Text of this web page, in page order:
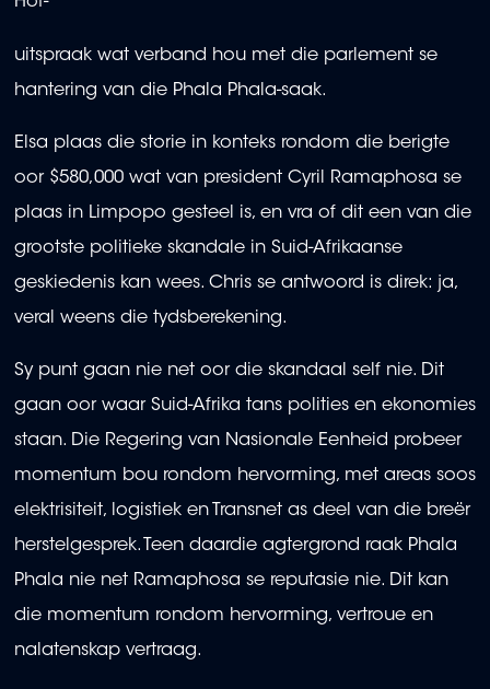
uitspraak wat verband hou met die parlement se
hantering van die Phala Phala-saak.
Elsa plaas die storie in konteks rondom die berigte
oor $580,000 wat van president Cyril Ramaphosa se
plaas in Limpopo gesteel is, en vra of dit een van die
grootste politieke skandale in Suid-Afrikaanse
geskiedenis kan wees. Chris se antwoord is direk: ja,
veral weens die tydsberekening.
Sy punt gaan nie net oor die skandaal self nie. Dit
gaan oor waar Suid-Afrika tans polities en ekonomies
staan. Die Regering van Nasionale Eenheid probeer
momentum bou rondom hervorming, met areas soos
elektrisiteit, logistiek en Transnet as deel van die breër
herstelgesprek. Teen daardie agtergrond raak Phala
Phala nie net Ramaphosa se reputasie nie. Dit kan
die momentum rondom hervorming, vertroue en
nalatenskap vertraag.